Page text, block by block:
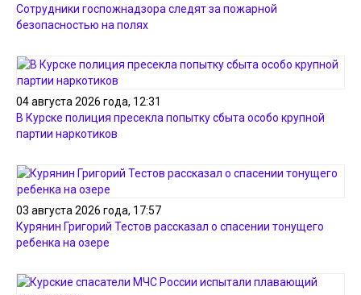
Сотрудники госпожнадзора следят за пожарной
безопасностью на полях
04 августа 2026 года, 12:31
В Курске полиция пресекла попытку сбыта особо крупной
партии наркотиков
03 августа 2026 года, 17:57
Курянин Григорий Тестов рассказал о спасении тонущего
ребенка на озере